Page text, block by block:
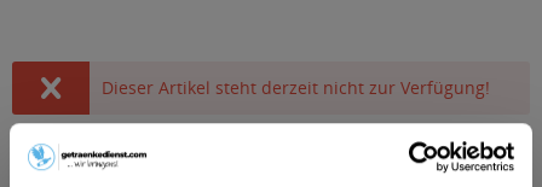
Dieser Artikel steht derzeit nicht zur Verfügung!
7,99 € *
Inhalt: 10 Liter (0,80 € * / 1 Liter)